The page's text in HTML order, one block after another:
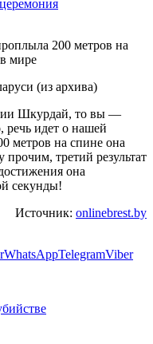
(из архива)
Шкурдай, то вы —
речь идет о нашей
метров на спине она
третий результат
она
секунды!
Источник: onlinebrest.by
WhatsAppTelegramViber